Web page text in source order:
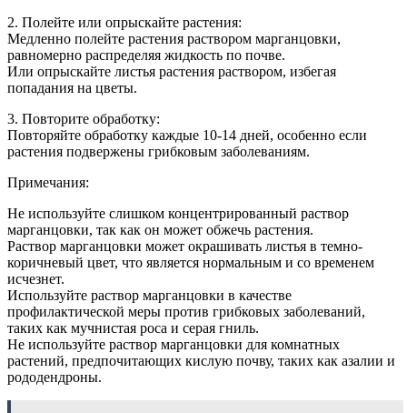
2. Полейте или опрыскайте растения:
Медленно полейте растения раствором марганцовки,
равномерно распределяя жидкость по почве.
Или опрыскайте листья растения раствором, избегая
попадания на цветы.
3. Повторите обработку:
Повторяйте обработку каждые 10-14 дней, особенно если
растения подвержены грибковым заболеваниям.
Примечания:
Не используйте слишком концентрированный раствор
марганцовки, так как он может обжечь растения.
Раствор марганцовки может окрашивать листья в темно-
коричневый цвет, что является нормальным и со временем
исчезнет.
Используйте раствор марганцовки в качестве
профилактической меры против грибковых заболеваний,
таких как мучнистая роса и серая гниль.
Не используйте раствор марганцовки для комнатных
растений, предпочитающих кислую почву, таких как азалии и
рододендроны.